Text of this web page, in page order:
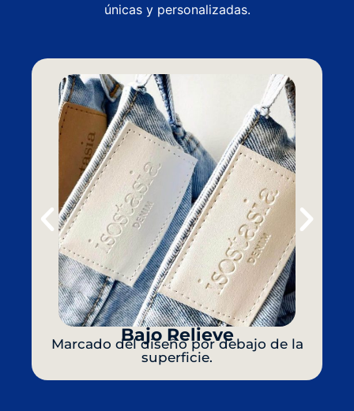
únicas y personalizadas.
Bajo Relieve
Marcado del diseño por debajo de la
superficie.